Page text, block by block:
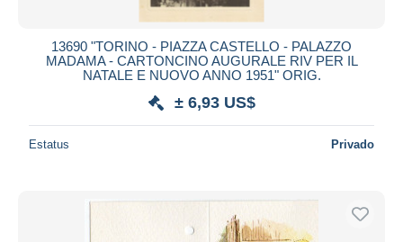
13690 "TORINO - PIAZZA CASTELLO - PALAZZO
MADAMA - CARTONCINO AUGURALE RIV PER IL
NATALE E NUOVO ANNO 1951" ORIG.
± 6,93 US$
Estatus Privado